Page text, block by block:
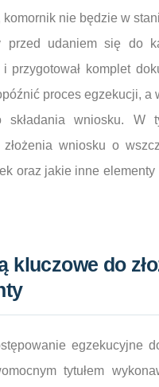
nie będzie w
udaniem się do
przygotował komplet
proces egzekucji,
składania wniosku. W
wniosku o
oraz jakie inne
kluczowe do
egzekucyjne
tytułem